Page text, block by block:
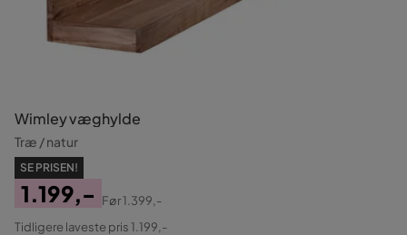
Wimley væghylde
Træ / natur
SE PRISEN!
Pris
1.199,-
Original
Før1.399,-
Tidligere laveste pris 1.199,-